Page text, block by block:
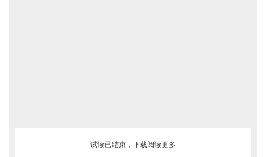
试读已结束，下载阅读更多